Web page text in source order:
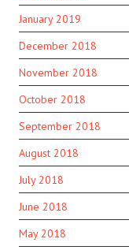
January 2019
December 2018
November 2018
October 2018
September 2018
August 2018
July 2018
June 2018
May 2018